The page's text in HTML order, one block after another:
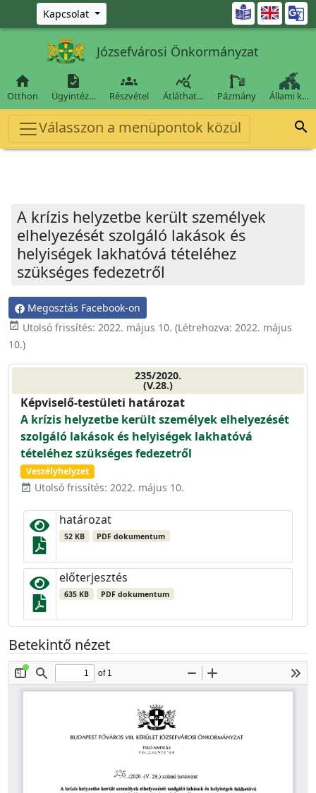
Ugrás a fő tartalomra
Kapcsolat 
Józsefvárosi Önkormányzat

Otthon

Ügyintéz…

Részvétel

Átláthat… Pázmány Állami k…
Válasszon a menüpontok közül 
A krízis helyzetbe került személyek
elhelyezését szolgáló lakások és
helyiségek lakhatóvá tételéhez
szükséges fedezetről
Megosztás Facebook-on
event_available Utolsó frissítés: 2022. május 10. (Létrehozva: 2022. május
10.)
235/2020.
(V.28.)
Képviselő-testületi határozat
A krízis helyzetbe került személyek elhelyezését
szolgáló lakások és helyiségek lakhatóvá
tételéhez szükséges fedezetről
Veszélyhelyzet
event_available Utolsó frissítés: 2022. május 10.
határozat
52 KB PDF dokumentum
előterjesztés
635 KB PDF dokumentum
Betekintő nézet